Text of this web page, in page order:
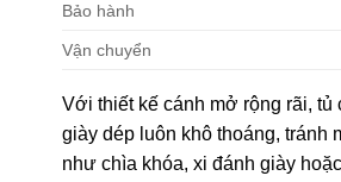
Bảo hành
Vận chuyển
Với thiết kế cánh mở rộng rãi,
giày dép luôn khô thoáng, tránh
như chìa khóa, xi đánh giày